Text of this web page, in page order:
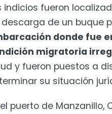
indicios fueron
de un buque
donde fue
migratoria
y fueron puestos a
su situación
el puerto de